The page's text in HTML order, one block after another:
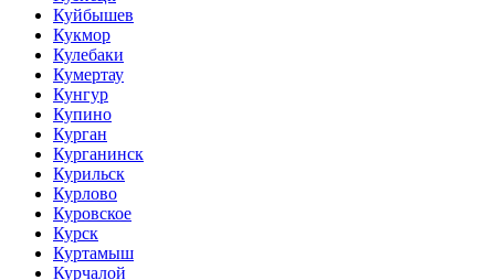
Куйбышев
Кукмор
Кулебаки
Кумертау
Кунгур
Купино
Курган
Курганинск
Курильск
Курлово
Куровское
Курск
Куртамыш
Курчалой